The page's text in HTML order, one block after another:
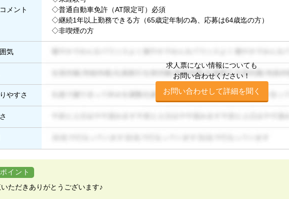
メント
◇普通自動車免許（AT限定可）必須
◇継続1年以上勤務できる方（65歳定年制の為、応募は64歳迄の方）
◇非喫煙の方
気
求人票にない情報についても
お問い合わせください！
お問い合わせして詳細を聞く
やすさ
イント
ただきありがとうございます♪